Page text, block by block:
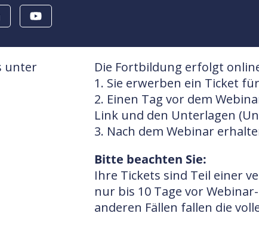
unter
Die Fortbildung erfolgt
1. Sie erwerben ein Ticket
2. Einen Tag vor dem
Link und den Unterlagen
3. Nach dem Webinar
Bitte beachten Sie:
Ihre Tickets sind Teil einer
nur bis 10 Tage vor
anderen Fällen fallen die